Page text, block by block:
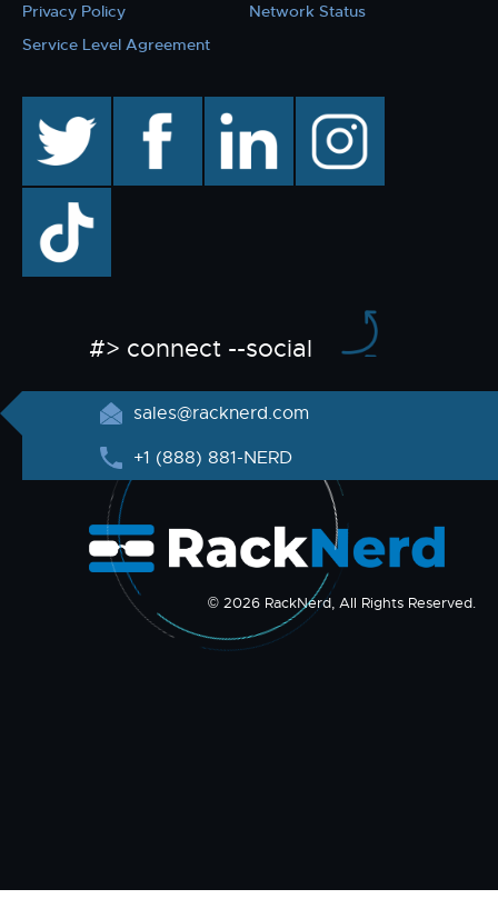
Privacy Policy
Service Level Agreement
Network Status
facebook linkedin instagram
TikTok
#> connect --social
sales@racknerd.com
+1 (888) 881-NERD
© 2026 RackNerd, All Rights Reserved.